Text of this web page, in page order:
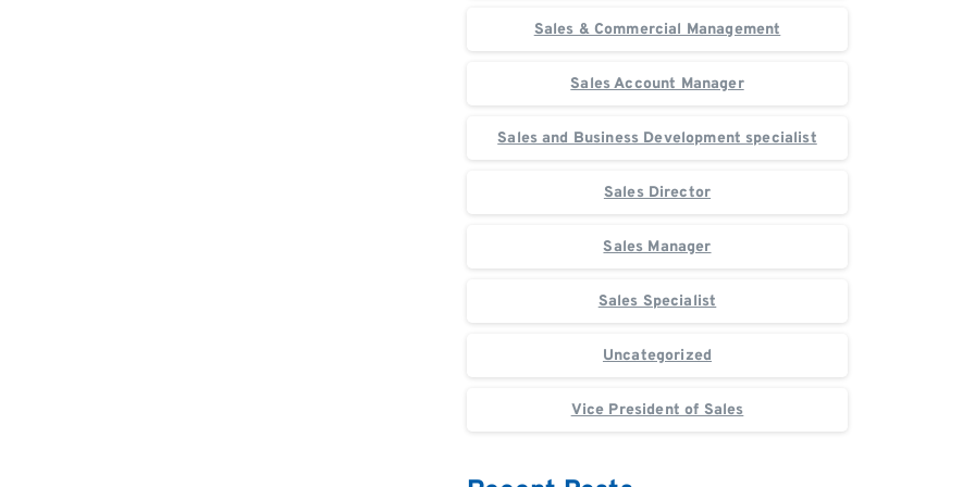
Sales & Commercial Management
Sales Account Manager
Sales and Business Development specialist
Sales Director
Sales Manager
Sales Specialist
Uncategorized
Vice President of Sales